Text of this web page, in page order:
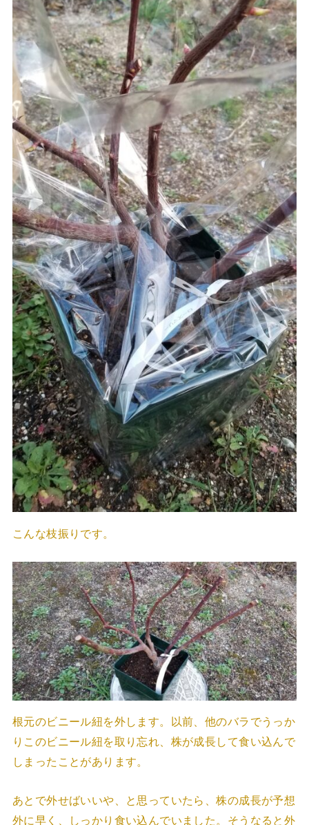
こんな枝振りです。
根元のビニール紐を外します。以前、他のバラでうっか
りこのビニール紐を取り忘れ、株が成長して食い込んで
しまったことがあります。
あとで外せばいいや、と思っていたら、株の成長が予想
外に早く、しっかり食い込んでいました。そうなると外